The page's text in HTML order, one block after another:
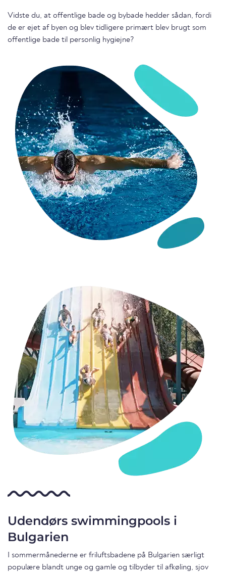
Vidste du, at offentlige bade og bybade hedder sådan, fordi
de er ejet af byen og blev tidligere primært blev brugt som
offentlige bade til personlig hygiejne?
Udendørs swimmingpools i
Bulgarien
I sommermånederne er friluftsbadene på Bulgarien særligt
populære blandt unge og gamle og tilbyder til afkøling, sjov